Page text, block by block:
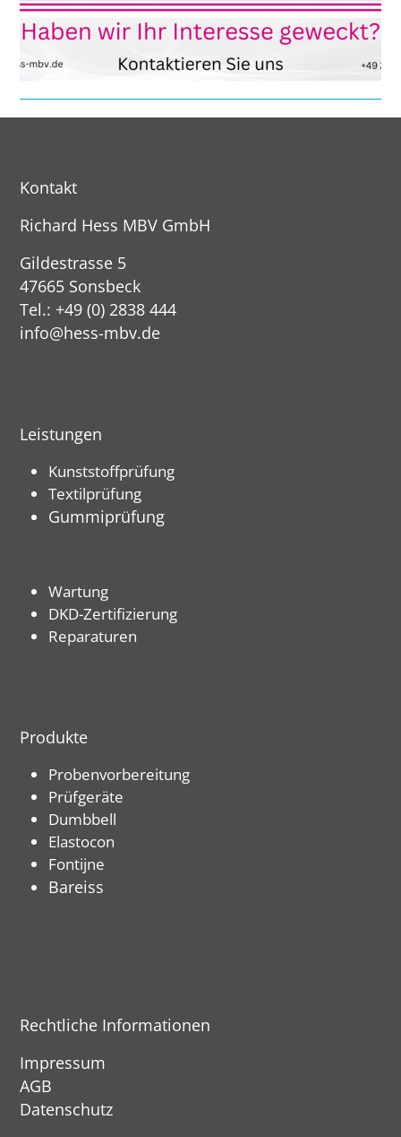
Kontakt
Richard Hess MBV GmbH
Gildestrasse 5
47665 Sonsbeck
Tel.: +49 (0) 2838 444
info@hess-mbv.de
Leistungen
Kunststoffprüfung
Textilprüfung
Gummiprüfung
Wartung
DKD-Zertifizierung
Reparaturen
Produkte
Probenvorbereitung
Prüfgeräte
Dumbbell
Elastocon
Fontijne
Bareiss
Rechtliche Informationen
Impressum
AGB
Datenschutz